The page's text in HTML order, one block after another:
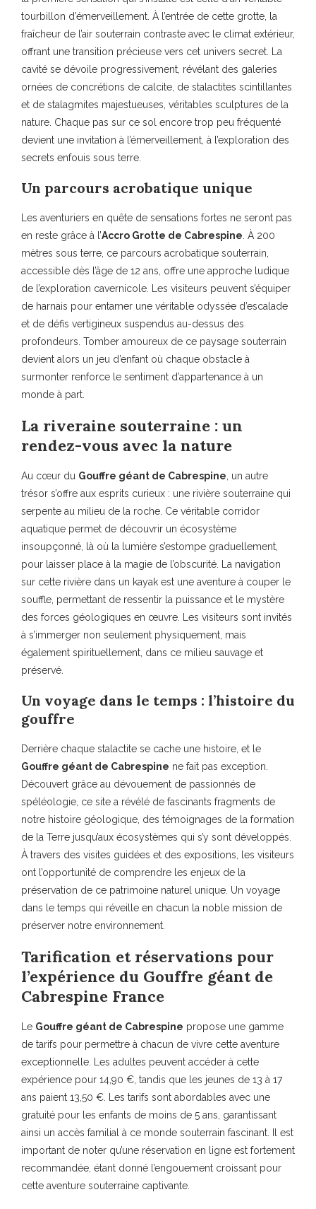
tourbillon d’émerveillement. À l’entrée de cette grotte, la
fraîcheur de l’air souterrain contraste avec le climat extérieur,
offrant une transition précieuse vers cet univers secret. La
cavité se dévoile progressivement, révélant des galeries
ornées de concrétions de calcite, de stalactites scintillantes
et de stalagmites majestueuses, véritables sculptures de la
nature. Chaque pas sur ce sol encore trop peu fréquenté
devient une invitation à l’émerveillement, à l’exploration des
secrets enfouis sous terre.
Un parcours acrobatique unique
Les aventuriers en quête de sensations fortes ne seront pas
en reste grâce à l’Accro Grotte de Cabrespine . À 200
mètres sous terre, ce parcours acrobatique souterrain,
accessible dès l’âge de 12 ans, offre une approche ludique
de l’exploration cavernicole. Les visiteurs peuvent s’équiper
de harnais pour entamer une véritable odyssée d’escalade
et de défis vertigineux suspendus au-dessus des
profondeurs. Tomber amoureux de ce paysage souterrain
devient alors un jeu d’enfant où chaque obstacle à
surmonter renforce le sentiment d’appartenance à un
monde à part.
La riveraine souterraine : un
rendez-vous avec la nature
Au cœur du Gouffre géant de Cabrespine , un autre
trésor s’offre aux esprits curieux : une rivière souterraine qui
serpente au milieu de la roche. Ce véritable corridor
aquatique permet de découvrir un écosystème
insoupçonné, là où la lumière s’estompe graduellement,
pour laisser place à la magie de l’obscurité. La navigation
sur cette rivière dans un kayak est une aventure à couper le
souffle, permettant de ressentir la puissance et le mystère
des forces géologiques en œuvre. Les visiteurs sont invités
à s’immerger non seulement physiquement, mais
également spirituellement, dans ce milieu sauvage et
préservé.
Un voyage dans le temps : l’histoire du
gouffre
Derrière chaque stalactite se cache une histoire, et le
Gouffre géant de Cabrespine ne fait pas exception.
Découvert grâce au dévouement de passionnés de
spéléologie, ce site a révélé de fascinants fragments de
notre histoire géologique, des témoignages de la formation
de la Terre jusqu’aux écosystèmes qui s’y sont développés.
À travers des visites guidées et des expositions, les visiteurs
ont l’opportunité de comprendre les enjeux de la
préservation de ce patrimoine naturel unique. Un voyage
dans le temps qui réveille en chacun la noble mission de
préserver notre environnement.
Tarification et réservations pour
l’expérience du Gouffre géant de
Cabrespine France
Le Gouffre géant de Cabrespine propose une gamme
de tarifs pour permettre à chacun de vivre cette aventure
exceptionnelle. Les adultes peuvent accéder à cette
expérience pour 14,90 €, tandis que les jeunes de 13 à 17
ans paient 13,50 €. Les tarifs sont abordables avec une
gratuité pour les enfants de moins de 5 ans, garantissant
ainsi un accès familial à ce monde souterrain fascinant. Il est
important de noter qu’une réservation en ligne est fortement
recommandée, étant donné l’engouement croissant pour
cette aventure souterraine captivante.